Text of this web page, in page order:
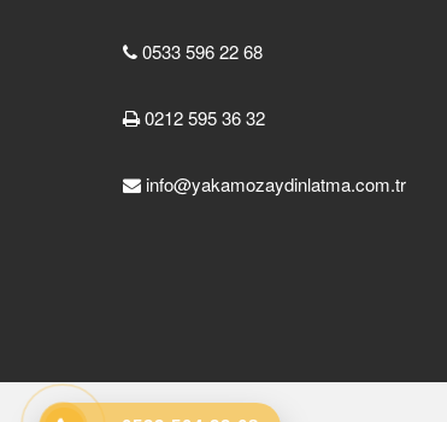
0533 596 22 68
0212 595 36 32
info@yakamozaydinlatma.com.tr